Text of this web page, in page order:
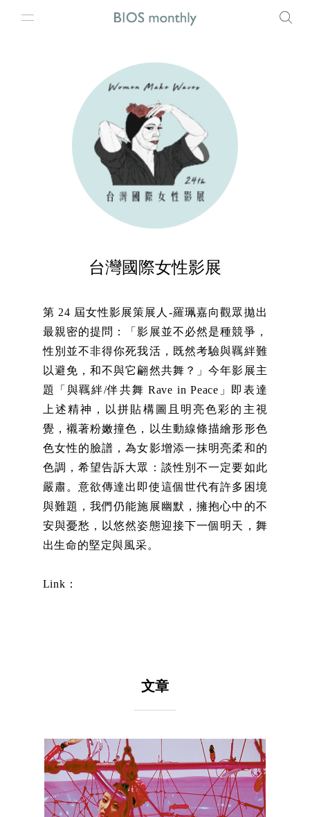
台灣國際女性影展
第 24 屆女性影展策展人-羅珮嘉向觀眾拋出
最親密的提問：「影展並不必然是種競爭，
性別並不非得你死我活，既然考驗與羈絆難
以避免，和不與它翩然共舞？」今年影展主
題「與羈絆/伴共舞 Rave in Peace」即表達
上述精神，以拼貼構圖且明亮色彩的主視
覺，襯著粉嫩撞色，以生動線條描繪形形色
色女性的臉譜，為女影增添一抹明亮柔和的
色調，希望告訴大眾：談性別不一定要如此
嚴肅。意欲傳達出即使這個世代有許多困境
與難題，我們仍能施展幽默，擁抱心中的不
安與憂愁，以悠然姿態迎接下一個明天，舞
出生命的堅定與風采。
Link：
文章